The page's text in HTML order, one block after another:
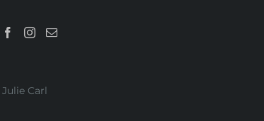
Julie Carl